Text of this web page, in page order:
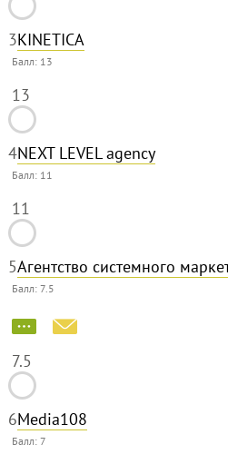
3KINETICA
Балл: 13
13
4NEXT LEVEL agency
Балл: 11
11
5Агентство системного
Балл:7.5
7.5
6Media108
Балл:7